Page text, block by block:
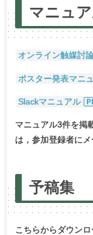
マニュ
オンライン触媒討
ポスター発表マニ
Slackマニュアル
マニュアル3件を掲
は，参加登録者に
予稿集
こちらからダウン